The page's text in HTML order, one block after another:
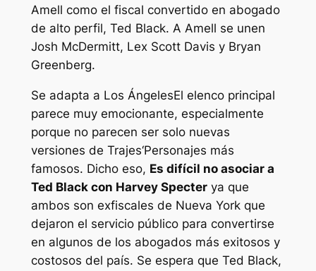
Amell como el fiscal convertido en abogado
de alto perfil, Ted Black. A Amell se unen
Josh McDermitt, Lex Scott Davis y Bryan
Greenberg.
Se adapta a Los ÁngelesEl elenco principal
parece muy emocionante, especialmente
porque no parecen ser solo nuevas
versiones de Trajes‘Personajes más
famosos. Dicho eso, Es difícil no asociar a
Ted Black con Harvey Specterya que
ambos son exfiscales de Nueva York que
dejaron el servicio público para convertirse
en algunos de los abogados más exitosos y
costosos del país. Se espera que Ted Black,